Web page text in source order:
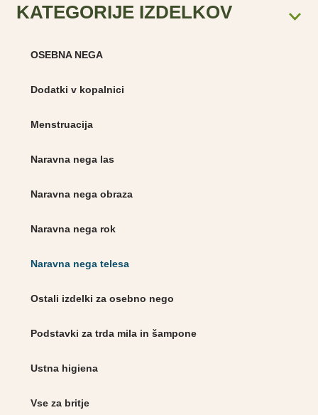
KATEGORIJE IZDELKOV
OSEBNA NEGA
Dodatki v kopalnici
Menstruacija
Naravna nega las
Naravna nega obraza
Naravna nega rok
Naravna nega telesa
Ostali izdelki za osebno nego
Podstavki za trda mila in šampone
Ustna higiena
Vse za britje